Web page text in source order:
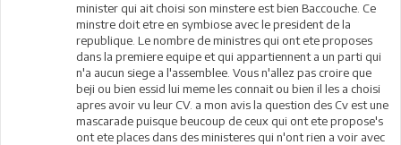
minister qui ait choisi son minstere est bien Baccouche. Ce
minstre doit etre en symbiose avec le president de la
republique. Le nombre de ministres qui ont ete proposes
dans la premiere equipe et qui appartiennent a un parti qui
n'a aucun siege a l'assemblee. Vous n'allez pas croire que
beji ou bien essid lui meme les connait ou bien il les a choisi
apres avoir vu leur CV. a mon avis la question des Cv est une
mascarade puisque beucoup de ceux qui ont ete propose's
ont ete places dans des ministeres qui n'ont rien a voir avec